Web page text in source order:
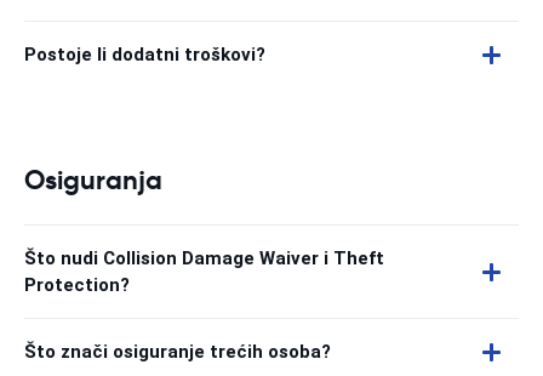
Postoje li dodatni troškovi?
Osiguranja
Što nudi Collision Damage Waiver i Theft
Protection?
Što znači osiguranje trećih osoba?